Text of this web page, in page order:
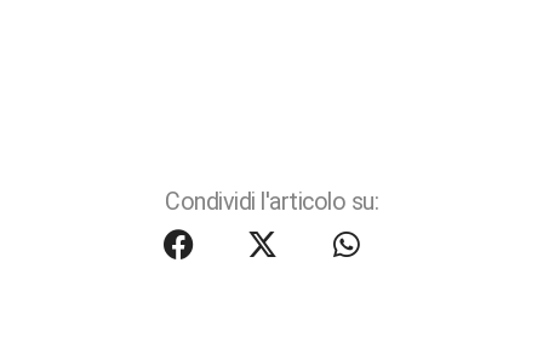
Condividi l'articolo su: